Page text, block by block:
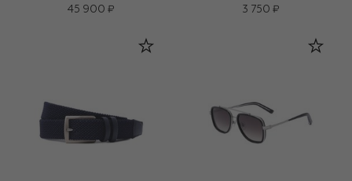
45 900 ₽ 3 750 ₽